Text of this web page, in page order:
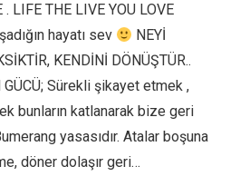
. LIFE THE LIVE YOU LOVE
hayatı sev
NEYİ
KENDİNİ DÖNÜŞTÜR..
GÜCÜ; Sürekli şikayet etmek ,
bunların katlanarak bize geri
yasasıdır. Atalar boşuna
döner dolaşır geri…